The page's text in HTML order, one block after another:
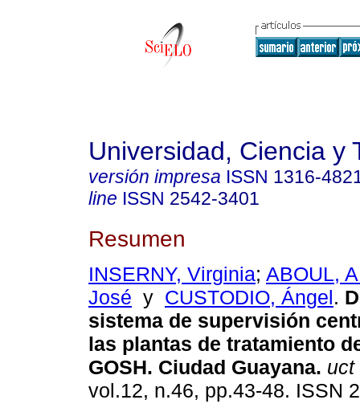
Universidad, Ciencia y
versión impresa ISSN 1316-
line ISSN 2542-3401
Resumen
INSERNY, Virginia; ABOUL,
José y CUSTODIO, Ángel.
sistema de supervisión
las plantas de tratamiento
GOSH. Ciudad Guayana. uct
vol.12, n.46, pp.43-48. ISSN